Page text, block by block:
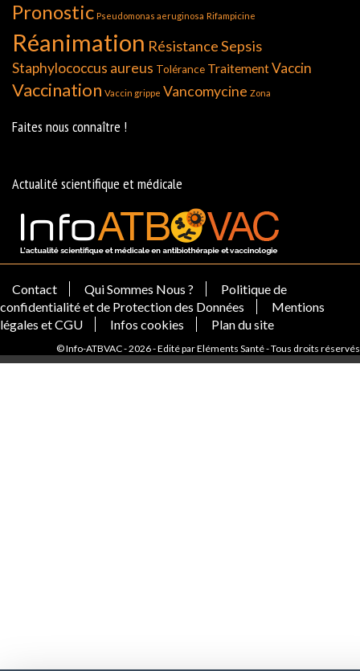
Pronostic Pseudomonas aeruginosa Rifampicine
Réanimation RésistanceSepsis
Staphylococcus aureus Tolérance TraitementVaccin
Vaccination Vaccin grippe Vancomycine Zona
Faites nous connaître !
Actualité scientifique et médicale
Contact Qui Sommes Nous ?
Politique de
confidentialité et de Protection des Données
Mentions
légales et CGU
Infos cookies Plan du site
© Info-ATBVAC - 2026 - Edité par Eléments Santé - Tous droits réservés